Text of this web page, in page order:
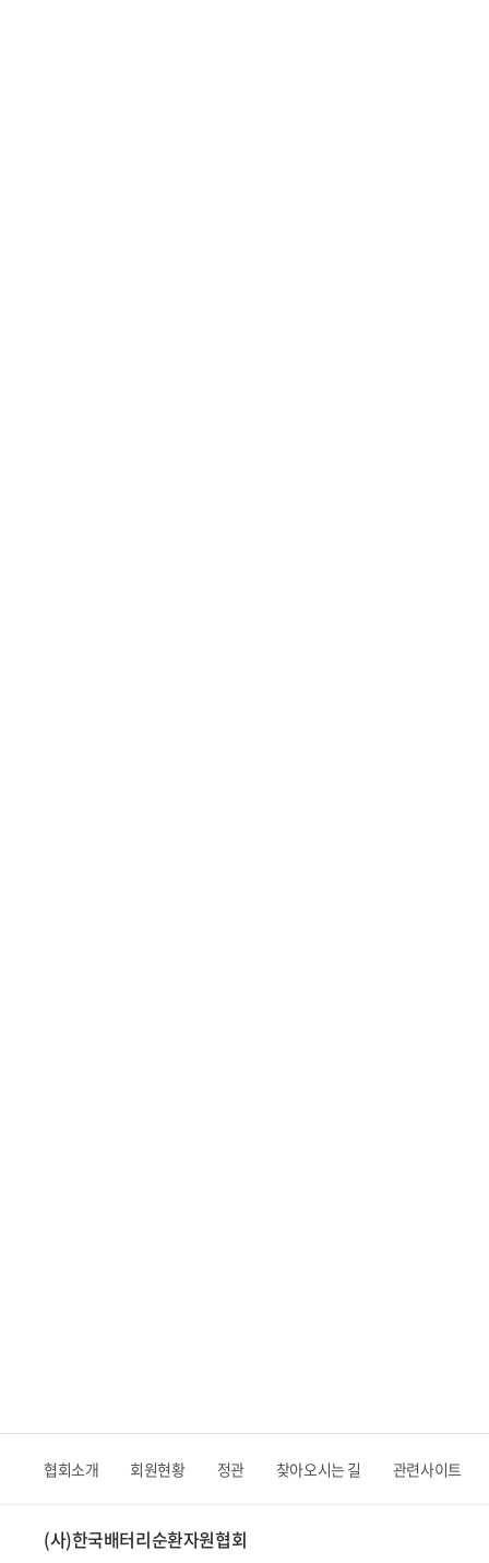
협회소개 회원현황 정관 찾아오시는 길 관련사이트
(사)한국배터리순환자원협회